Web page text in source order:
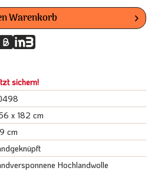
Warenkorb
sichern!
x 182 cm
cm
Hochlandwolle